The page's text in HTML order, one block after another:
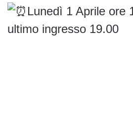
Lunedì 1 Aprile ore
ultimo ingresso 19.00